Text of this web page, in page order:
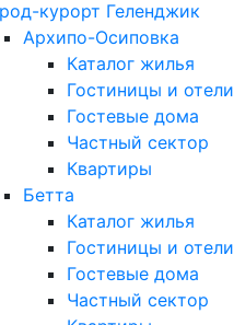
курорт Геленджик
Архипо-Осиповка
Каталог жилья
Гостиницы и отели
Гостевые дома
Частный сектор
Квартиры
Бетта
Каталог жилья
Гостиницы и отели
Гостевые дома
Частный сектор